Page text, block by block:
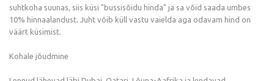
suhtkoha suunas, siis küsi "bussisõidu hinda" ja sa võid saada umbes
10% hinnaalandust. Juht võib küll vastu vaielda aga odavam hind on
väärt küsimist.
Kohale jõudmine